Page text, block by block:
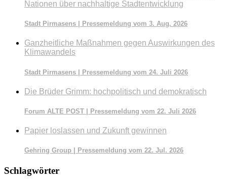
Nationen über nachhaltige Stadtentwicklung
Stadt Pirmasens | Pressemeldung vom 3. Aug. 2026
Ganzheitliche Maßnahmen gegen Auswirkungen des
Klimawandels
Stadt Pirmasens | Pressemeldung vom 24. Juli 2026
Die Brüder Grimm: hochpolitisch und demokratisch
Forum ALTE POST | Pressemeldung vom 22. Juli 2026
Papier loslassen und Zukunft gewinnen
Gehring Group | Pressemeldung vom 22. Jul. 2026
Schlagwörter